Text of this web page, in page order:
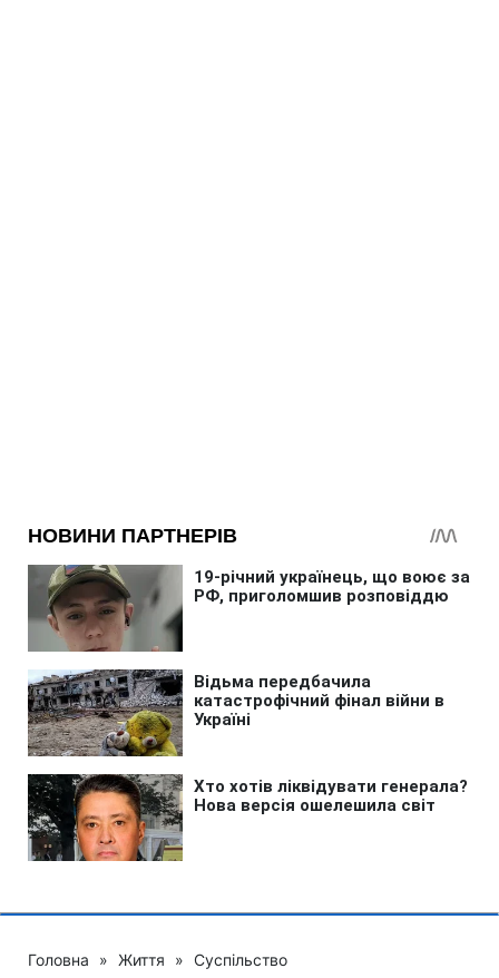
Головна » Життя » Суспільство